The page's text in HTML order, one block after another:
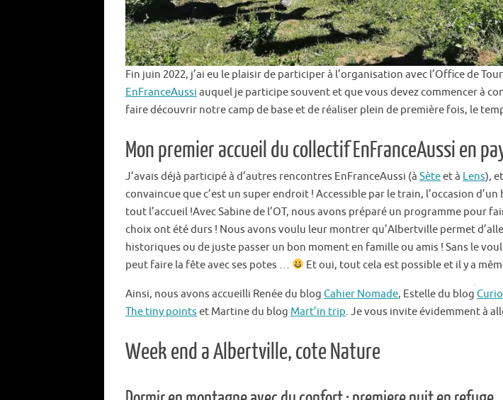
Fin juin 2022, j’ai eu le plaisir de participer à l’organisation avec l’Office de
EnFranceAussi auquel je participe souvent et que vous devez commencer à
faire découvrir notre camp de base et de réaliser plein de première fois, le
Mon premier accueil du collectif EnFranceAussi en
J’avais déjà participé à d’autres rencontres EnFranceAussi (à Sèteet à Lens),
convaincue que c’est un super endroit ! Accessible par le train, l’occasion
tout l’accueil !Avec Sabine de l’OT, nous avons préparé un programme pour
choix ont été durs ! Nous avons voulu leur montrer qu’Albertville permet
historiques ou de juste passer un bon moment en famille ou amis ! Sans le
peut faire la fête avec ses potes …
Et oui, tout cela est possible et il y a
Ainsi, nous avons accueilli Renée du blog Cahier Nomade, Estelle du blog
The tiny points et Martine du blog Mart’in trip. Je vous invite évidemment à
Week end a Albertville, cote Nature